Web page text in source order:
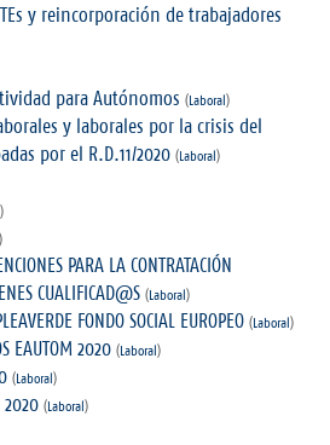
y reincorporación de trabajadores
para Autónomos (Laboral)
y laborales por la crisis del
por el R.D.11/2020 (Laboral)
)
)
PARA LA CONTRATACIÓN
CUALIFICAD@S (Laboral)
FONDO SOCIAL EUROPEO (Laboral)
EAUTOM 2020 (Laboral)
(Laboral)
2020 (Laboral)